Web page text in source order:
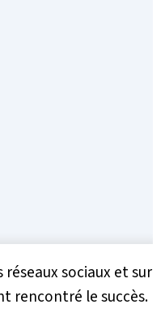
sociaux et sur
rencontré le succès.